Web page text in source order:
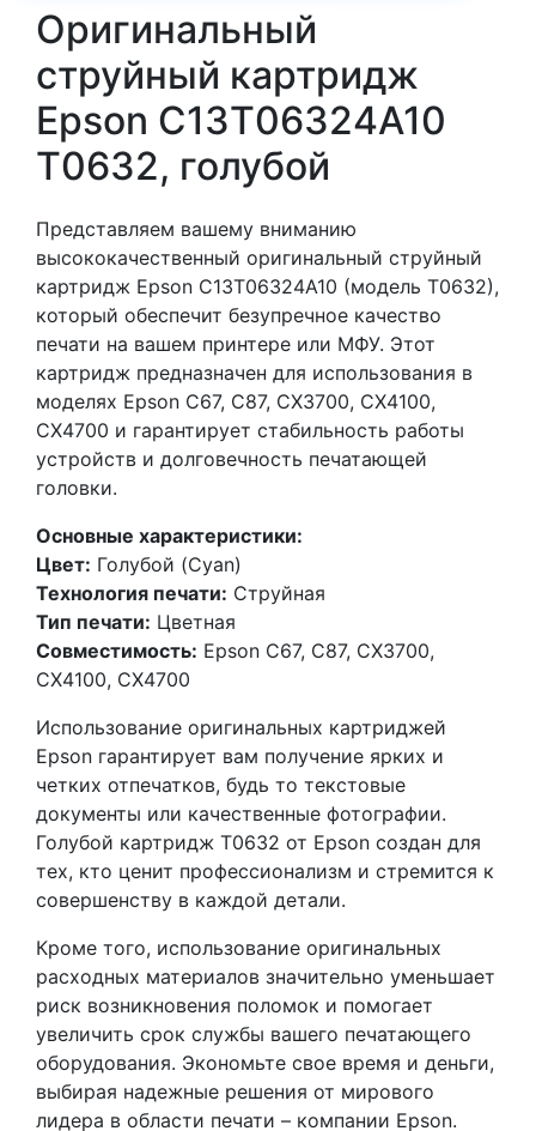
Оригинальный
струйный картридж
Epson C13T06324A10
T0632, голубой
Представляем вашему вниманию
высококачественный оригинальный струйный
картридж Epson C13T06324A10 (модель T0632),
который обеспечит безупречное качество
печати на вашем принтере или МФУ. Этот
картридж предназначен для использования в
моделях Epson C67, C87, CX3700, CX4100,
CX4700 и гарантирует стабильность работы
устройств и долговечность печатающей
головки.
Основные характеристики:
Цвет: Голубой (Cyan)
Технология печати: Струйная
Тип печати: Цветная
Совместимость: Epson C67, C87, CX3700,
CX4100, CX4700
Использование оригинальных картриджей
Epson гарантирует вам получение ярких и
четких отпечатков, будь то текстовые
документы или качественные фотографии.
Голубой картридж T0632 от Epson создан для
тех, кто ценит профессионализм и стремится к
совершенству в каждой детали.
Кроме того, использование оригинальных
расходных материалов значительно уменьшает
риск возникновения поломок и помогает
увеличить срок службы вашего печатающего
оборудования. Экономьте свое время и деньги,
выбирая надежные решения от мирового
лидера в области печати – компании Epson.